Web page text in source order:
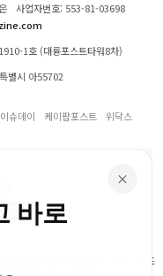
사업자번호: 553-81-03698
1호 (대륭포스트타워8차)
별시 아55702
이슈데이 케이팝포스트 위닥스
를 받으며, 무단 전재, 복사, 배포
×
바로